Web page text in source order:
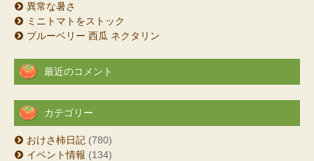
異常な暑さ
ミニトマトをストック
ブルーベリー 西瓜 ネクタリン
最近のコメント
カテゴリー
おけさ柿日記 (780)
イベント情報 (134)